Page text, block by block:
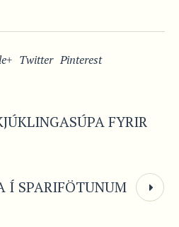
Twitter Pinterest
FYRIR
Í SPARIFÖTUNUM